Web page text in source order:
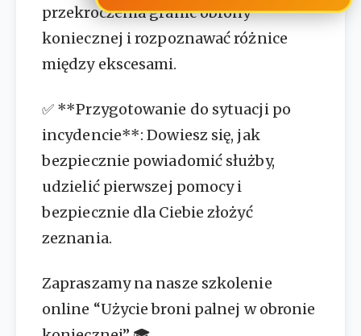
przekroczenia granic obrony
koniecznej i rozpoznawać różnice
między ekscesami.
✅ **Przygotowanie do sytuacji po
incydencie**: Dowiesz się, jak
bezpiecznie powiadomić służby,
udzielić pierwszej pomocy i
bezpiecznie dla Ciebie złożyć
zeznania.
Zapraszamy na nasze szkolenie
online “Użycie broni palnej w obronie